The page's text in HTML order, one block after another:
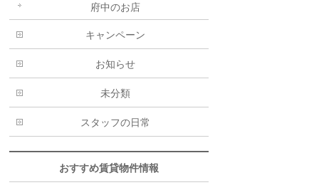
府中のお店
キャンペーン
お知らせ
未分類
スタッフの日常
おすすめ賃貸物件情報